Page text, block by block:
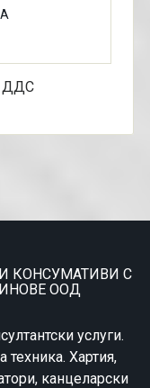
И КОНСУМАТИВИ С
ООД
услуги.
Хартия,
канцеларски